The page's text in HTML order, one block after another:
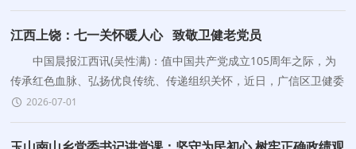
江西上饶：七一关怀暖人心 致敬卫健老党员
中国晨报江西讯(吴性满)：值中国共产党成立105周年之际，为
传承红色血脉、弘扬优良传统、传递组织关怀，近日，广信区卫健委
组织开展“七一”节前走访慰问活动，对系统
2026-07-01